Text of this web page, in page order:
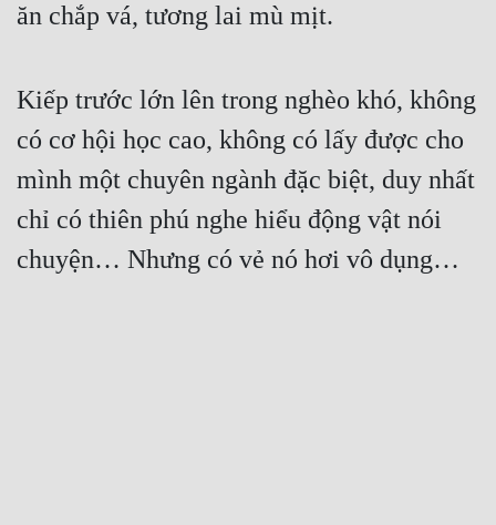
ăn chắp vá, tương lai mù mịt.
Kiếp trước lớn lên trong nghèo khó, không
có cơ hội học cao, không có lấy được cho
mình một chuyên ngành đặc biệt, duy nhất
chỉ có thiên phú nghe hiểu động vật nói
chuyện… Nhưng có vẻ nó hơi vô dụng…